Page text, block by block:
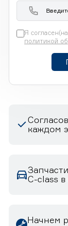
Я
политикой
каждом
C-class
Начнем